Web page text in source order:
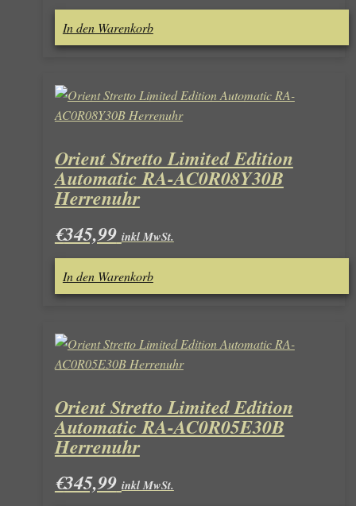
In den Warenkorb
Orient Stretto Limited Edition
Automatic RA-AC0R08Y30B
Herrenuhr
€345,99 inkl MwSt.
In den Warenkorb
Orient Stretto Limited Edition
Automatic RA-AC0R05E30B
Herrenuhr
€345,99 inkl MwSt.